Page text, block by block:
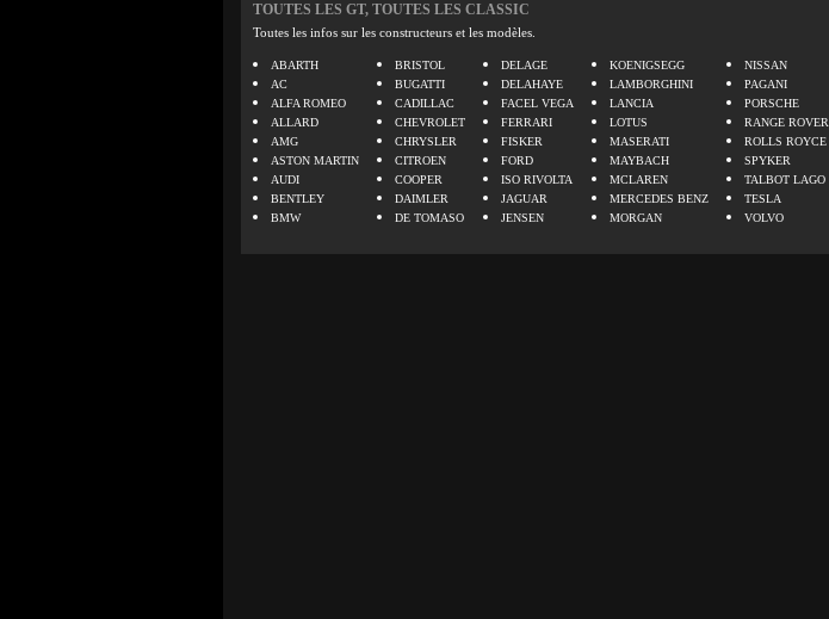
TOUTES LES GT, TOUTES LES CLASSIC
Toutes les infos sur les constructeurs et les modèles.
ABARTH
AC
ALFA ROMEO
ALLARD
AMG
ASTON MARTIN
AUDI
BENTLEY
BMW
BRISTOL
BUGATTI
CADILLAC
CHEVROLET
CHRYSLER
CITROEN
COOPER
DAIMLER
DE TOMASO
DELAGE
DELAHAYE
FACEL VEGA
FERRARI
FISKER
FORD
ISO RIVOLTA
JAGUAR
JENSEN
KOENIGSEGG
LAMBORGHINI
LANCIA
LOTUS
MASERATI
MAYBACH
MCLAREN
MERCEDES BENZ
MORGAN
NISSAN
PAGANI
PORSCHE
RANGE ROVER
ROLLS ROYCE
SPYKER
TALBOT LAGO
TESLA
VOLVO